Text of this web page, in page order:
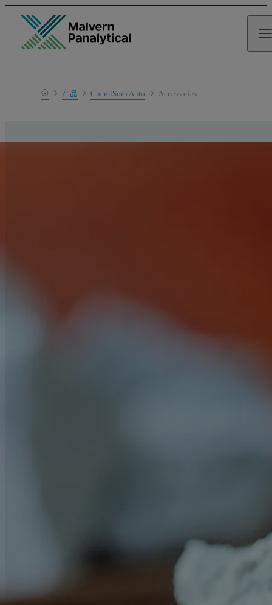
Home产品
产品系列
ChemiSorb Auto Accessories